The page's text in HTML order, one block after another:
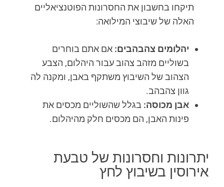
תיקחו בחשבון את החסרונות הפוטנציאליים
האלה של שיבוצי המילואה:
יהלומים צהבהבים: אם אתם בוחרים
בשוליים מזהב צהוב עבור היהלום, הצבע
הצהוב של השיבוץ משתקף באבן, ומקנה לה
גוון צהבהב.
אבן מכוסה: בגלל שהשוליים מכסים את
פינות האבן, הם מכסים חלק מהיהלום.
יתרונות וחסרונות של טבעת
אירוסין בשיבוץ לחץ